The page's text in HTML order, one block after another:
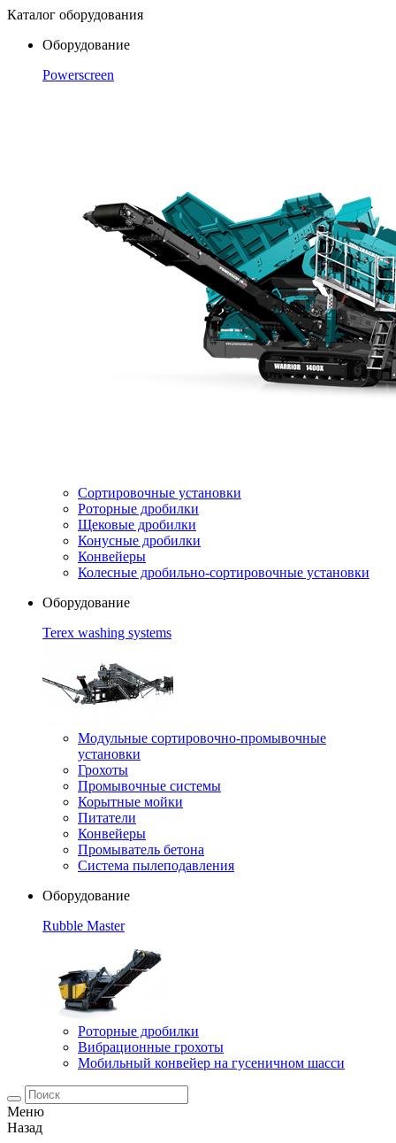
Каталог оборудования
Оборудование
Powerscreen
Сортировочные установки
Роторные дробилки
Щековые дробилки
Конусные дробилки
Конвейеры
Колесные дробильно-сортировочные установки
Оборудование
Terex washing systems
Модульные сортировочно-промывочные
установки
Грохоты
Промывочные системы
Корытные мойки
Питатели
Конвейеры
Промыватель бетона
Система пылеподавления
Оборудование
Rubble Master
Роторные дробилки
Вибрационные грохоты
Мобильный конвейер на гусеничном шасси
Меню
Назад